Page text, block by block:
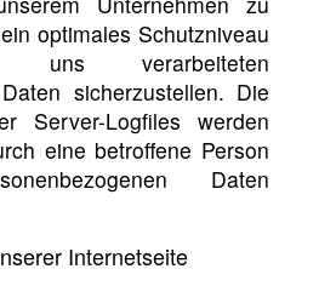
optimales Schutzniveau
verarbeiteten
sicherzustellen. Die
Server-Logfiles werden
eine betroffene Person
Daten
Internetseite